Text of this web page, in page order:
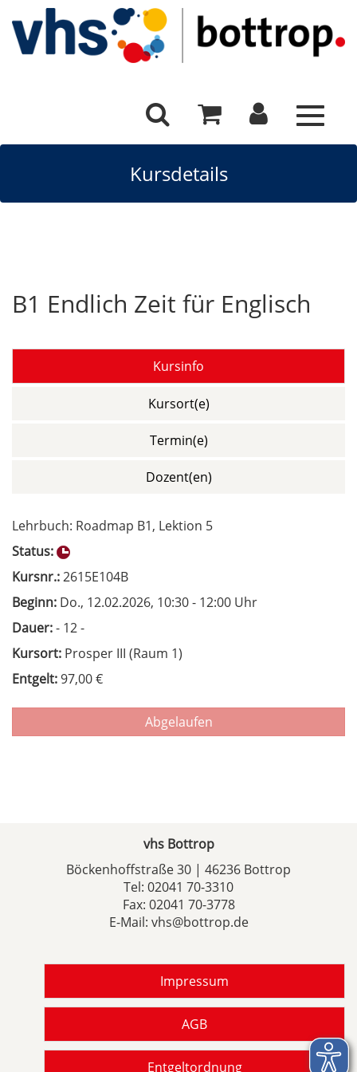
Toggle
Kursdetails
B1 Endlich Zeit für Englisch
Kursinfo
Kursort(e)
Termin(e)
Dozent(en)
Lehrbuch: Roadmap B1, Lektion 5
Status:
Kursnr.:2615E104B
Beginn: Do., 12.02.2026, 10:30 - 12:00 Uhr
Dauer:- 12 -
Kursort: Prosper III (Raum 1)
Entgelt:97,00 €
Abgelaufen
vhs Bottrop
Böckenhoffstraße 30 | 46236 Bottrop
Tel: 02041 70-3310
Fax: 02041 70-3778
E-Mail: vhs@bottrop.de
Impressum
AGB
Entgeltordnung